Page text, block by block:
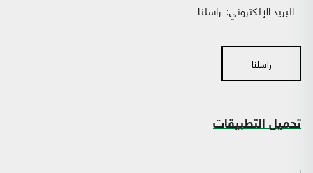
البريد الإلكتروني: راسلنا
راسلنا
تحميل التطبيقات